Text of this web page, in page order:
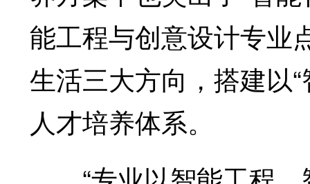
能工程与创意设计专业
生活三大方向，搭建以
人才培养体系。